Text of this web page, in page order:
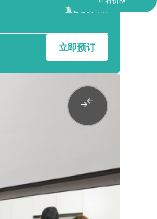
查看客房详情
立即预订